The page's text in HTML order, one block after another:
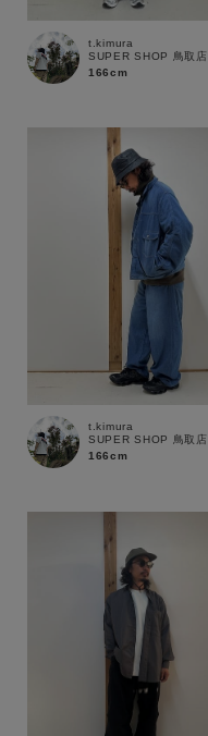
ブランド
t.kimura
SUPER SHOP 鳥取店
166cm
t.kimura
SUPER SHOP 鳥取店
166cm